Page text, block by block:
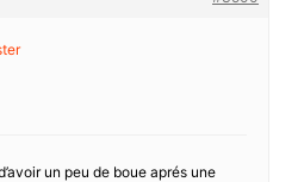
un peu de boue aprés une